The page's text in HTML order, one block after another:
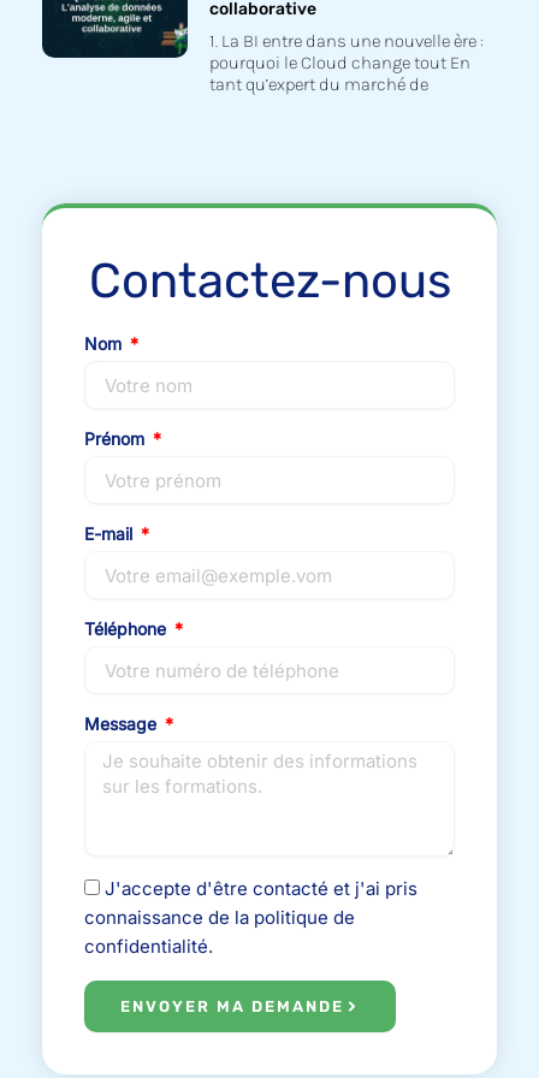
collaborative
1. La BI entre dans une nouvelle ère :
pourquoi le Cloud change tout En
tant qu’expert du marché de
Contactez-nous
Nom
Prénom
E-mail
Téléphone
Message
J'accepte d'être contacté et j'ai pris
connaissance de la politique de
confidentialité.
ENVOYER MA DEMANDE